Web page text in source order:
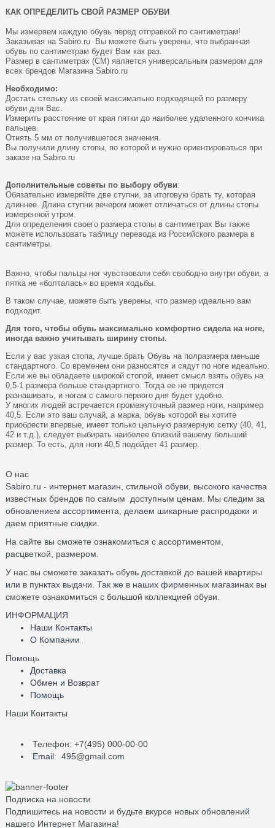
КАК ОПРЕДЕЛИТЬ СВОЙ РАЗМЕР ОБУВИ
Мы измеряем каждую обувь перед отправкой по сантиметрам!
Заказывая на Sabiro.ru Вы можете быть уверены, что выбранная
обувь по сантиметрам будет Вам как раз.
Размер в сантиметрах (СМ) является универсальным размером для
всех брендов Магазина Sabiro.ru
Необходимо:
Достать стельку из своей максимально подходящей по размеру
обуви для Вас.
Измерить расстояние от края пятки до наиболее удаленного кончика
пальцев.
Отнять 5 мм от получившегося значения.
Вы получили длину стопы, по которой и нужно ориентироваться при
заказе на Sabiro.ru
Дополнительные советы по выбору обуви:
Обязательно измеряйте две ступни, за итоговую брать ту, которая
длиннее. Длина ступни вечером может отличаться от длины стопы
измеренной утром.
Для определения своего размера стопы в сантиметрах Вы также
можете использовать таблицу перевода из Российского размера в
сантиметры.
Важно, чтобы пальцы ног чувствовали себя свободно внутри обуви, а
пятка не «болталась» во время ходьбы.
В таком случае, можете быть уверены, что размер идеально вам
подходит.
Для того, чтобы обувь максимально комфортно сидела на ноге,
иногда важно учитывать ширину стопы.
Если у вас узкая стопа, лучше брать Обувь на полразмера меньше
стандартного. Со временем они разносятся и сядут по ноге идеально.
Если же вы обладаете широкой стопой, имеет смысл взять обувь на
0,5-1 размера больше стандартного. Тогда ее не придется
разнашивать, и ногам с самого первого дня будет удобно.
У многих людей встречается промежуточный размер ноги, например
40,5. Если это ваш случай, а марка, обувь которой вы хотите
приобрести впервые, имеет только цельную размерную сетку (40, 41,
42 и т.д.), следует выбирать наиболее близкий вашему больший
размер. То есть, для ноги 40,5 подойдет 41 размер.
О нас
Sabiro.ru - интернет магазин, стильной обуви, высокого качества
известных брендов по самым доступным ценам. Мы следим за
обновлением ассортимента, делаем шикарные распродажи и
даем приятные скидки.
На сайте вы сможете ознакомиться с ассортиментом,
расцветкой, размером.
У нас вы сможете заказать обувь доставкой до вашей квартиры
или в пунктах выдачи. Так же в наших фирменных магазинах вы
сможете ознакомиться с большой коллекцией обуви.
ИНФОРМАЦИЯ
Наши Контакты
О Компании
Помощь
Доставка
Обмен и Возврат
Помощь
Наши Контакты
Телефон: +7(495) 000-00-00
Email: 495@gmail.com
Подписка на новости
Подпишитесь на новости и будьте вкурсе новых обновлений
нашего Интернет Магазина!